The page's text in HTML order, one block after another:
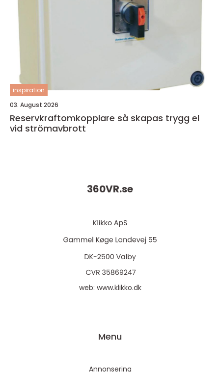
inspiration
03. August 2026
Reservkraftomkopplare så skapas trygg el
vid strömavbrott
360VR.se
web: www.klikko.dk
Menu
Annonsering